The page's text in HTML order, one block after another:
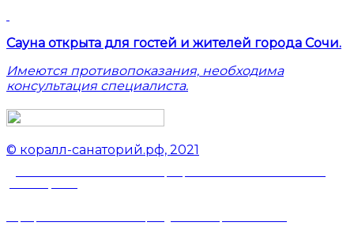
Сауна открыта для гостей и жителей города Сочи.
Имеются противопоказания, необходима
консультация специалиста.
© коралл-санаторий.рф, 2021